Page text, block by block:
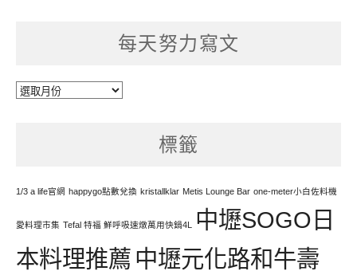
每天努力寫文
每
標籤
1/3 a life官網 happygo點數兌換 kristallklar Metis Lounge Bar one-meter小白佐料機
愛料理市集 Tefal 特福 鮮呼吸速燉萬用快鍋4L
中壢SOGO日
本料理推薦 中壢元化路和牛壽